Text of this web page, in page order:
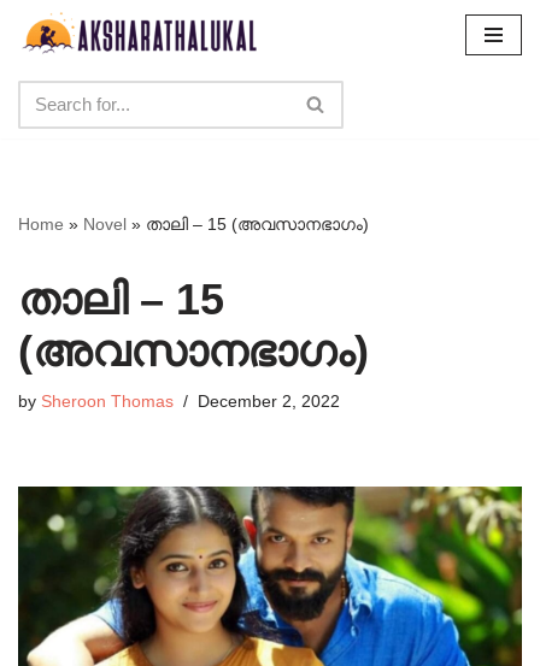
content
Home » Novel » താലി – 15 (അവസാനഭാഗം)
താലി – 15
(അവസാനഭാഗം)
by Sheroon Thomas December 2, 2022